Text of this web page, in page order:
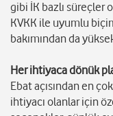
gibi İK bazlı
KVKK ile uyumlu
bakımından da
Her ihtiyaca dönük
Ebat açısından en
ihtiyacı olanlar için